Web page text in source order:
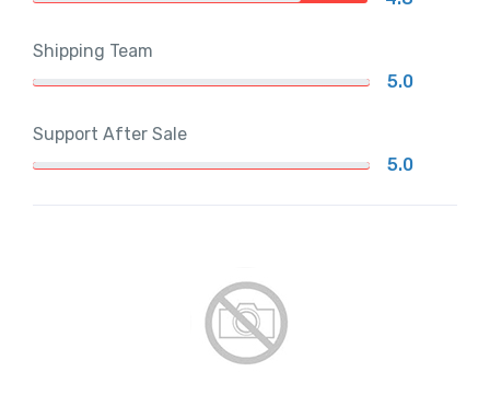
Shipping Team
5.0
Support After Sale
5.0